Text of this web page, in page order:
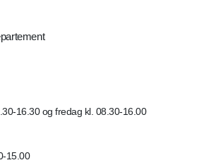
16.30 og fredag kl. 08.30-16.00
15.00